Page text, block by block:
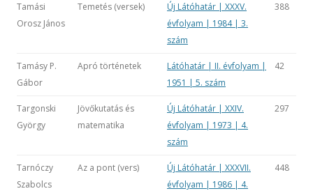
Tamási
Orosz János
Temetés (versek)
Új Látóhatár | XXXV.
évfolyam | 1984 | 3.
szám
388
Tamásy P.
Gábor
Apró történetek
Látóhatár | II. évfolyam |
1951 | 5. szám
42
Targonski
György
Jövőkutatás és
matematika
Új Látóhatár | XXIV.
évfolyam | 1973 | 4.
szám
297
Tarnóczy
Szabolcs
Az a pont (vers)
Új Látóhatár | XXXVII.
évfolyam | 1986 | 4.
448